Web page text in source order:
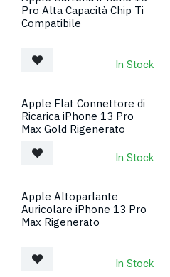
Pro Alta Capacità Chip Ti
Compatibile
In Stock
Apple Flat Connettore di
Ricarica iPhone 13 Pro
Max Gold Rigenerato
In Stock
Apple Altoparlante
Auricolare iPhone 13 Pro
Max Rigenerato
In Stock